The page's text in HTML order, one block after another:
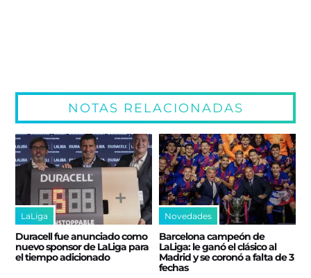
NOTAS RELACIONADAS
LaLiga
Duracell fue anunciado como
nuevo sponsor de LaLiga para
el tiempo adicionado
Novedades
Barcelona campeón de
LaLiga: le ganó el clásico al
Madrid y se coronó a falta de 3
fechas